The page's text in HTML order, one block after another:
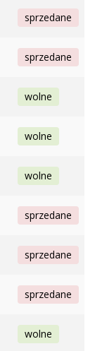
sprzedane
sprzedane
wolne
wolne
wolne
sprzedane
sprzedane
sprzedane
wolne